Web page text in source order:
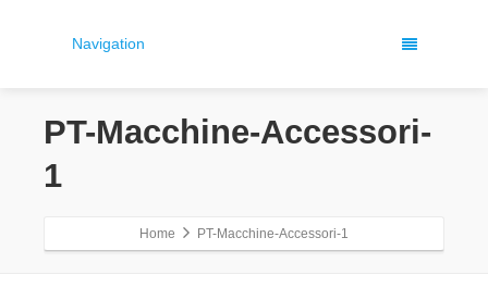
Navigation
PT-Macchine-Accessori-
1
Home PT-Macchine-Accessori-1